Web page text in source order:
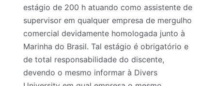
estágio de 200 h atuando como assistente de
supervisor em qualquer empresa de mergulho
comercial devidamente homologada junto à
Marinha do Brasil. Tal estágio é obrigatório e
de total responsabilidade do discente,
devendo o mesmo informar à Divers